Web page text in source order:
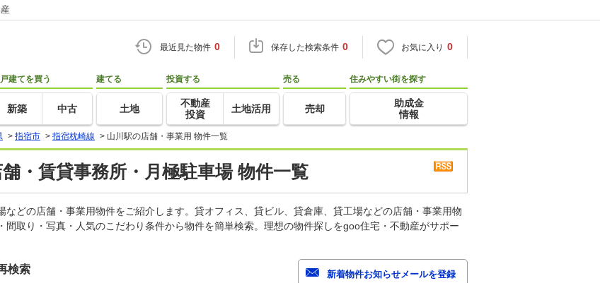
最近見た物件 0 保存した検索条件 0 お気に入り 0
建てを買う
新築 中古
建てる
土地
投資する
不動産
投資
土地活用
売る
売却
住みやすい街を探す
助成金
情報
> 指宿市 > 指宿枕崎線 > 山川駅の店舗・事業用 物件一覧
・賃貸事務所・月極駐車場 物件一覧
どの店舗・事業用物件をご紹介します。貸オフィス、貸ビル、貸倉庫、貸工場などの店舗・事業用物
取り・写真・人気のこだわり条件から物件を簡単検索。理想の物件探しをgoo住宅・不動産がサポー
検索